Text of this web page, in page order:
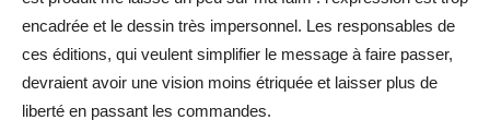
encadrée et le dessin très impersonnel. Les responsables de
ces éditions, qui veulent simplifier le message à faire passer,
devraient avoir une vision moins étriquée et laisser plus de
liberté en passant les commandes.